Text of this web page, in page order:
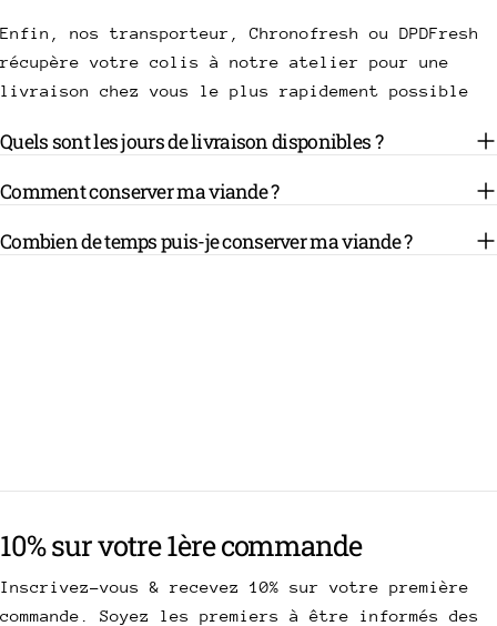
Enfin, nos transporteur, Chronofresh ou DPDFresh
récupère votre colis à notre atelier pour une
livraison chez vous le plus rapidement possible
Quels sont les jours de livraison disponibles ?
Comment conserver ma viande ?
Combien de temps puis-je conserver ma viande ?
10% sur votre 1ère commande
Inscrivez-vous & recevez 10% sur votre première
commande. Soyez les premiers à être informés des